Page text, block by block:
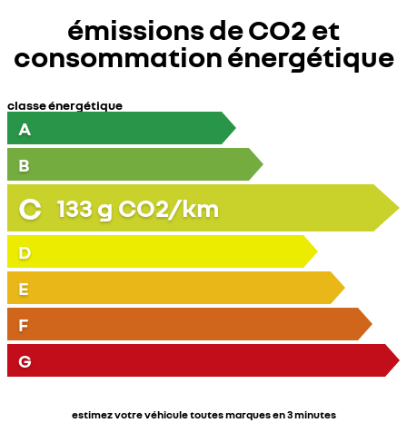
émissions de CO2 et
consommation énergétique
classe énergétique
A
B
C 133 g CO2/km
D
E
F
G
estimez votre véhicule toutes marques en 3 minutes